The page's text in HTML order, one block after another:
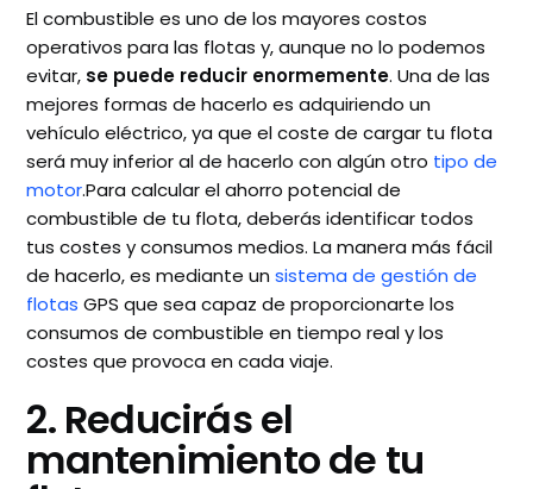
El combustible es uno de los mayores costos
operativos para las flotas y, aunque no lo podemos
evitar, se puede reducir enormemente. Una de las
mejores formas de hacerlo es adquiriendo un
vehículo eléctrico, ya que el coste de cargar tu flota
será muy inferior al de hacerlo con algún otro tipo de
motor.Para calcular el ahorro potencial de
combustible de tu flota, deberás identificar todos
tus costes y consumos medios. La manera más fácil
de hacerlo, es mediante unsistema de gestión de
flotas GPS que sea capaz de proporcionarte los
consumos de combustible en tiempo real y los
costes que provoca en cada viaje.
2. Reducirás el
mantenimiento de tu